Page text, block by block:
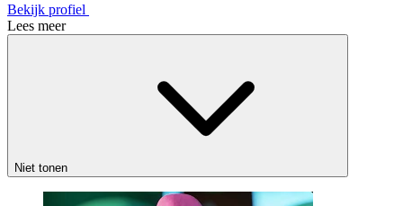
Bekijk profiel
Lees meer
Niet tonen